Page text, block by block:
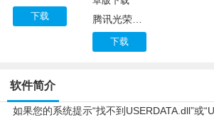
下载 腾讯光荣使命使命行动手游下载|腾讯光荣使命使命行动手游官网安卓版下载
下载
软件简介
如果您的系统提示“找不到USERDATA.dll”或